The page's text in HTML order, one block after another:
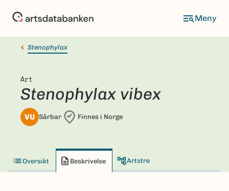
Stenophylax
Art
Stenophylax vibex
VU Sårbar Finnes i Norge
Oversikt Beskrivelse Artstre